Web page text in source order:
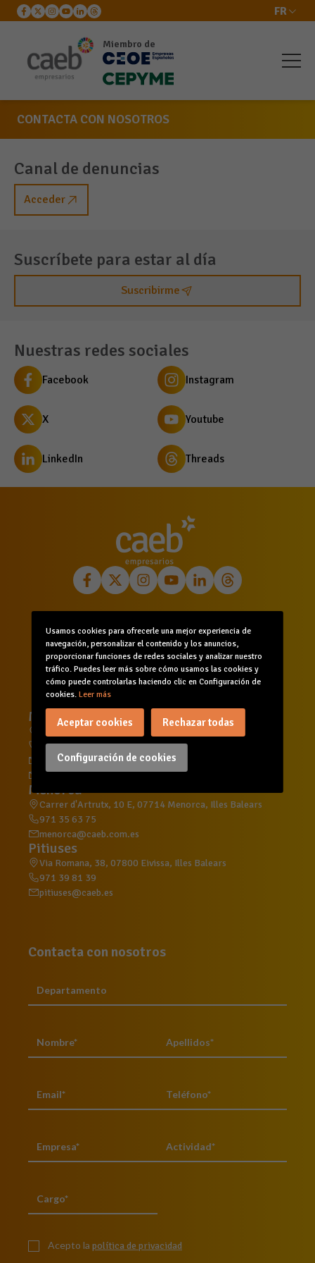
FR
Miembro de
CONTACTA CON NOSOTROS
Canal de denuncias
Acceder
Suscríbete para estar al día
Suscribirme
Nuestras redes sociales
Facebook Instagram
X Youtube
LinkedIn Threads
InicioQuiénes somosComunicación
ServiciosFormaciónAgenda
Canal de denuncias
Mallorca
C/ d'Aragó, 215, 2º, 07008 Palma, Illes Balears
971 70 60 14
general@caeb.es
formacion@caeb.es
Menorca
Carrer d'Artrutx, 10 E, 07714 Menorca, Illes Balears
971 35 63 75
menorca@caeb.com.es
Pitiuses
Via Romana, 38, 07800 Eivissa, Illes Balears
971 39 81 39
pitiuses@caeb.es
Contacta con nosotros
Acepto la política de privacidad
Usamos cookies para ofrecerle una mejor experiencia de
navegación, personalizar el contenido y los anuncios,
proporcionar funciones de redes sociales y analizar nuestro
tráfico. Puedes leer más sobre cómo usamos las cookies y
cómo puede controlarlas haciendo clic en Configuración de
cookies. Leer más
Configuración de cookies
Aceptar cookies Rechazar todas